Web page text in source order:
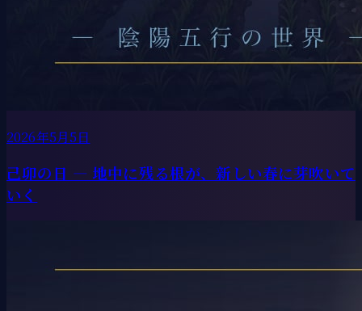
2026年5月5日
己卯の日 ― 地中に残る根が、新しい春に芽吹いて
いく